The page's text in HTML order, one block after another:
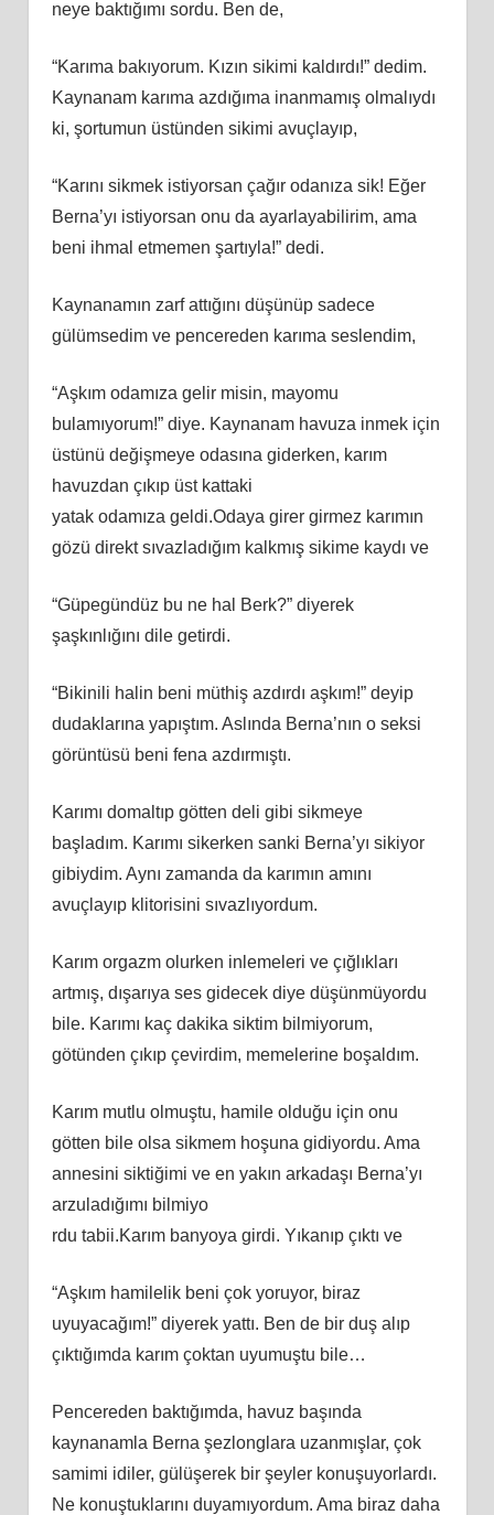
neye baktığımı sordu. Ben de,
“Karıma bakıyorum. Kızın sikimi kaldırdı!” dedim.
Kaynanam karıma azdığıma inanmamış olmalıydı
ki, şortumun üstünden sikimi avuçlayıp,
“Karını sikmek istiyorsan çağır odanıza sik! Eğer
Berna’yı istiyorsan onu da ayarlayabilirim, ama
beni ihmal etmemen şartıyla!” dedi.
Kaynanamın zarf attığını düşünüp sadece
gülümsedim ve pencereden karıma seslendim,
“Aşkım odamıza gelir misin, mayomu
bulamıyorum!” diye. Kaynanam havuza inmek için
üstünü değişmeye odasına giderken, karım
havuzdan çıkıp üst kattaki
yatak odamıza geldi.Odaya girer girmez karımın
gözü direkt sıvazladığım kalkmış sikime kaydı ve
“Güpegündüz bu ne hal Berk?” diyerek
şaşkınlığını dile getirdi.
“Bikinili halin beni müthiş azdırdı aşkım!” deyip
dudaklarına yapıştım. Aslında Berna’nın o seksi
görüntüsü beni fena azdırmıştı.
Karımı domaltıp götten deli gibi sikmeye
başladım. Karımı sikerken sanki Berna’yı sikiyor
gibiydim. Aynı zamanda da karımın amını
avuçlayıp klitorisini sıvazlıyordum.
Karım orgazm olurken inlemeleri ve çığlıkları
artmış, dışarıya ses gidecek diye düşünmüyordu
bile. Karımı kaç dakika siktim bilmiyorum,
götünden çıkıp çevirdim, memelerine boşaldım.
Karım mutlu olmuştu, hamile olduğu için onu
götten bile olsa sikmem hoşuna gidiyordu. Ama
annesini siktiğimi ve en yakın arkadaşı Berna’yı
arzuladığımı bilmiyo
rdu tabii.Karım banyoya girdi. Yıkanıp çıktı ve
“Aşkım hamilelik beni çok yoruyor, biraz
uyuyacağım!” diyerek yattı. Ben de bir duş alıp
çıktığımda karım çoktan uyumuştu bile…
Pencereden baktığımda, havuz başında
kaynanamla Berna şezlonglara uzanmışlar, çok
samimi idiler, gülüşerek bir şeyler konuşuyorlardı.
Ne konuştuklarını duyamıyordum. Ama biraz daha